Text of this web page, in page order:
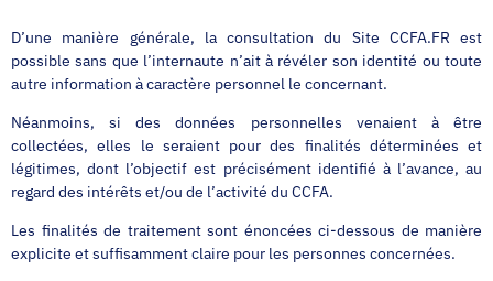
D’une manière générale, la consultation du Site CCFA.FR est
possible sans que l’internaute n’ait à révéler son identité ou toute
autre information à caractère personnel le concernant.
Néanmoins, si des données personnelles venaient à être
collectées, elles le seraient pour des finalités déterminées et
légitimes, dont l’objectif est précisément identifié à l’avance, au
regard des intérêts et/ou de l’activité du CCFA.
Les finalités de traitement sont énoncées ci-dessous de manière
explicite et suffisamment claire pour les personnes concernées.